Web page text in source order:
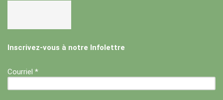
Inscrivez-vous à notre Infolettre
Courriel *